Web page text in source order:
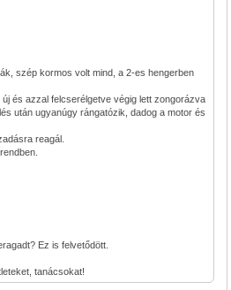
szép kormos volt mind, a 2-es hengerben
és azzal felcserélgetve végig lett zongorázva
után ugyanúgy rángatózik, dadog a motor és
reagál.
Ez is felvetődött.
tanácsokat!